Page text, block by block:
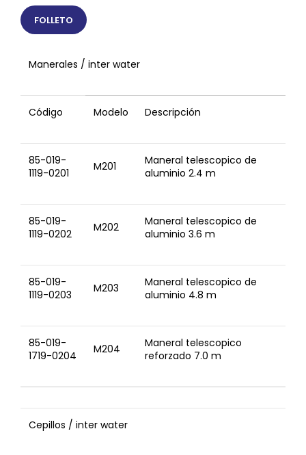
FOLLETO
Manerales / inter water
Código Modelo Descripción
85-019-
1119-0201
M201
Maneral telescopico de
aluminio 2.4 m
85-019-
1119-0202
M202
Maneral telescopico de
aluminio 3.6 m
85-019-
1119-0203
M203
Maneral telescopico de
aluminio 4.8 m
85-019-
1719-0204
M204
Maneral telescopico
reforzado 7.0 m
Cepillos / inter water